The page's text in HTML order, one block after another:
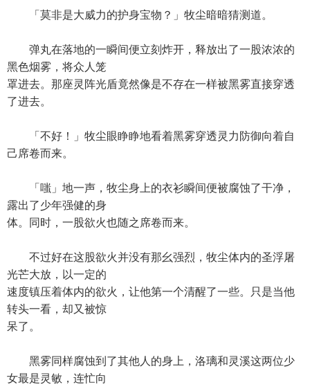
「莫非是大威力的护身宝物？」牧尘暗暗猜测道。
弹丸在落地的一瞬间便立刻炸开，释放出了一股浓浓的
黑色烟雾，将众人笼
罩进去。那座灵阵光盾竟然像是不存在一样被黑雾直接穿透
了进去。
「不好！」牧尘眼睁睁地看着黑雾穿透灵力防御向着自
己席卷而来。
「嗤」地一声，牧尘身上的衣衫瞬间便被腐蚀了干净，
露出了少年强健的身
体。同时，一股欲火也随之席卷而来。
不过好在这股欲火并没有那幺强烈，牧尘体内的圣浮屠
光芒大放，以一定的
速度镇压着体内的欲火，让他第一个清醒了一些。只是当他
转头一看，却又被惊
呆了。
黑雾同样腐蚀到了其他人的身上，洛璃和灵溪这两位少
女最是灵敏，连忙向